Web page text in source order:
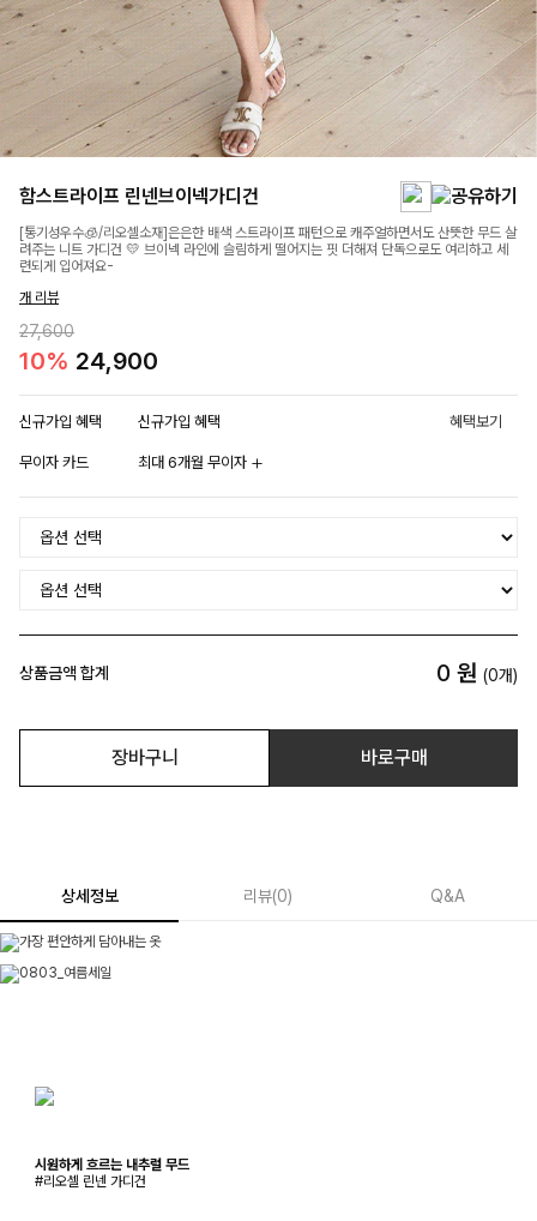
함스트라이프 린넨브이넥가디건
[통기성우수🧊/리오셀소재]은은한 배색 스트라이프 패턴으로 캐주얼하면서도 산뜻한 무드 살
려주는 니트 가디건 💛 브이넥 라인에 슬림하게 떨어지는 핏 더해져 단독으로도 여리하고 세
련되게 입어져요-
개 리뷰
27,600
10% 24,900
신규가입 혜택 신규가입 혜택 혜택보기
무이자 카드 최대 6개월 무이자
상품금액 합계 0 원 (0개)
장바구니 바로구매
상세정보 리뷰(0) Q&A
시원하게 흐르는 내추럴 무드
#리오셀 린넨 가디건